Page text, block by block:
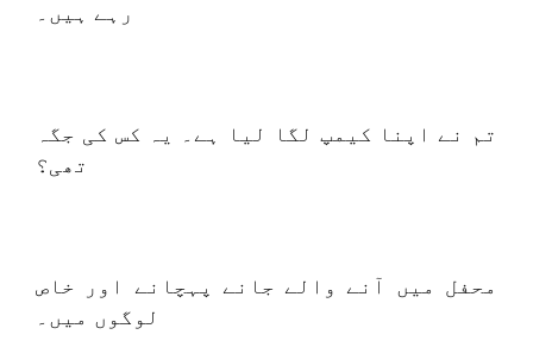
رہے ہیں۔
تم نے اپنا کیمپ لگا لیا ہے۔ یہ کس کی جگہ
تھی؟
محفل میں آنے والے جانے پہچانے اور خاص
لوگوں میں۔